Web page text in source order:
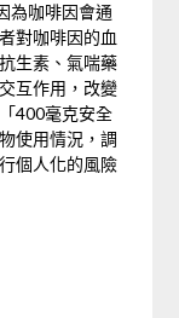
為咖啡因會通
對咖啡因的血
生素、氣喘藥
互作用，改變
400毫克安全
使用情況，調
個人化的風險